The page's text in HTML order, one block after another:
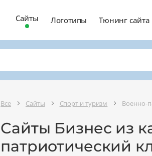
Сайты Логотипы Тюнинг сайта
Все Сайты Спорт и туризм Военно-
Сайты Бизнес из
патриотический